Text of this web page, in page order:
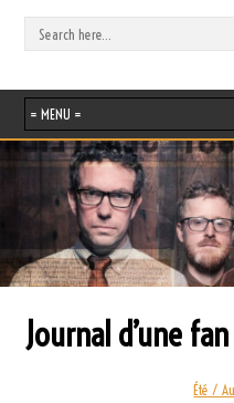
Journal d’une
Été /